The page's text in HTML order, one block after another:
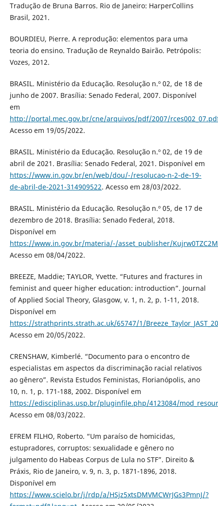
Tradução de Bruna Barros. Rio de Janeiro: HarperCollins
Brasil, 2021.
BOURDIEU, Pierre. A reprodução: elementos para uma
teoria do ensino. Tradução de Reynaldo Bairão. Petrópolis:
Vozes, 2012.
BRASIL. Ministério da Educação. Resolução n.º 02, de 18 de
junho de 2007. Brasília: Senado Federal, 2007. Disponível
em
http://portal.mec.gov.br/cne/arquivos/pdf/2007/
Acesso em 19/05/2022.
BRASIL. Ministério da Educação. Resolução n.º 02, de 19 de
abril de 2021. Brasília: Senado Federal, 2021. Disponível em
https://www.in.gov.br/en/web/dou/-/resolucao-n-2-de-19-
de-abril-de-2021-314909522. Acesso em 28/03/2022.
BRASIL. Ministério da Educação. Resolução n.º 05, de 17 de
dezembro de 2018. Brasília: Senado Federal, 2018.
Disponível em
https://www.in.gov.br/materia/-/asset_publisher/
Acesso em 08/04/2022.
BREEZE, Maddie; TAYLOR, Yvette. “Futures and fractures in
feminist and queer higher education: introduction”. Journal
of Applied Social Theory, Glasgow, v. 1, n. 2, p. 1-11, 2018.
Disponível em
https://strathprints.strath.ac.uk/65747/1/
Acesso em 20/05/2022.
CRENSHAW, Kimberlé. “Documento para o encontro de
especialistas em aspectos da discriminação racial relativos
ao gênero”. Revista Estudos Feministas, Florianópolis, ano
10, n. 1, p. 171-188, 2002. Disponível em
https://edisciplinas.usp.br/pluginfile.php/4123084/
Acesso em 08/03/2022.
EFREM FILHO, Roberto. “Um paraíso de homicidas,
estupradores, corruptos: sexualidade e gênero no
julgamento do Habeas Corpus de Lula no STF”. Direito &
Práxis, Rio de Janeiro, v. 9, n. 3, p. 1871-1896, 2018.
Disponível em
https://www.scielo.br/j/rdp/a/HSjz5xtsDMVMCWrJGs3PmnJ/?